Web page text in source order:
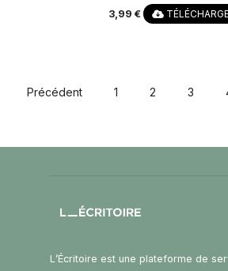
3,99 €
Précédent 1 2 3
L’Écritoire est une plateforme de